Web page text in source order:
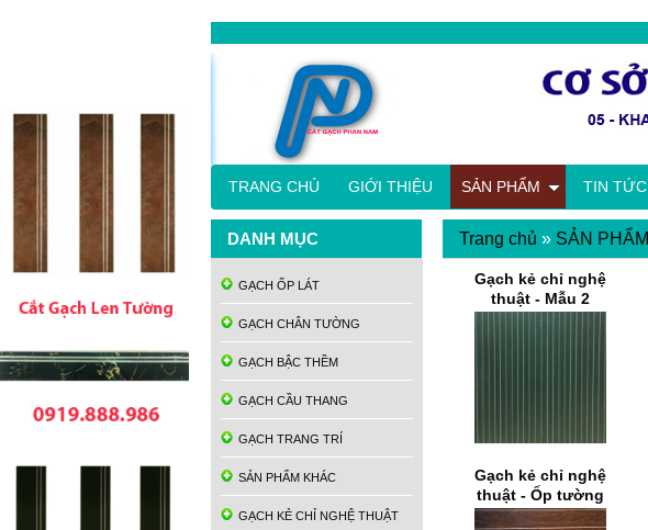
Gạch kẻ chỉ nghệ
thuật - Mẫu 2
Gạch kẻ chỉ nghệ
thuật - Ốp tường
Trang chủ » SẢN PHẨM
DANH MỤC
GẠCH ỐP LÁT
GẠCH CHÂN TƯỜNG
GẠCH BẬC THỀM
GẠCH CẦU THANG
GẠCH TRANG TRÍ
SẢN PHẨM KHÁC
GẠCH KẺ CHỈ NGHỆ THUẬT
TRANG CHỦ GIỚI THIỆU SẢN PHẨM TIN TỨC